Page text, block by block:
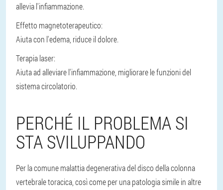
allevia l'infiammazione.
Effetto magnetoterapeutico:
Aiuta con l'edema, riduce il dolore.
Terapia laser:
Aiuta ad alleviare l'infiammazione, migliorare le funzioni del
sistema circolatorio.
PERCHÉ IL PROBLEMA SI
STA SVILUPPANDO
Per la comune malattia degenerativa del disco della colonna
vertebrale toracica, così come per una patologia simile in altre